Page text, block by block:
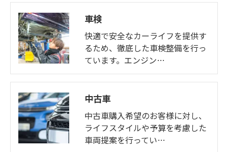
車検
快適で安全なカーライフを提供す
るため、徹底した車検整備を行っ
ています。エンジン…
中古車
中古車購入希望のお客様に対し、
ライフスタイルや予算を考慮した
車両提案を行ってい…